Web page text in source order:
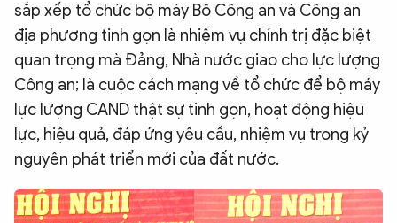
sắp xếp tổ chức bộ máy Bộ Công an và Công an
địa phương tinh gọn là nhiệm vụ chính trị đặc biệt
quan trọng mà Đảng, Nhà nước giao cho lực lượng
Công an; là cuộc cách mạng về tổ chức để bộ máy
lực lượng CAND thật sự tinh gọn, hoạt động hiệu
lực, hiệu quả, đáp ứng yêu cầu, nhiệm vụ trong kỷ
nguyên phát triển mới của đất nước.